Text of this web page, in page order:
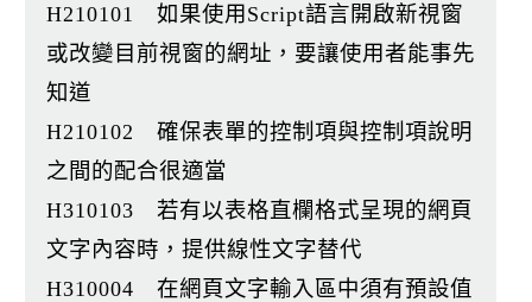
H210101 如果使用Script語言開啟新視窗
或改變目前視窗的網址，要讓使用者能事先
知道
H210102 確保表單的控制項與控制項說明
之間的配合很適當
H310103 若有以表格直欄格式呈現的網頁
文字內容時，提供線性文字替代
H310004 在網頁文字輸入區中須有預設值